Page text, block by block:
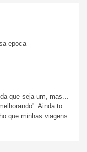
epoca
que seja um, mas...
Ainda to
que minhas viagens